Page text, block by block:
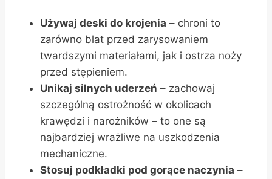
Używaj deski do krojenia – chroni to
zarówno blat przed zarysowaniem
twardszymi materiałami, jak i ostrza noży
przed stępieniem.
Unikaj silnych uderzeń – zachowaj
szczególną ostrożność w okolicach
krawędzi i narożników – to one są
najbardziej wrażliwe na uszkodzenia
mechaniczne.
Stosuj podkładki pod gorące naczynia –